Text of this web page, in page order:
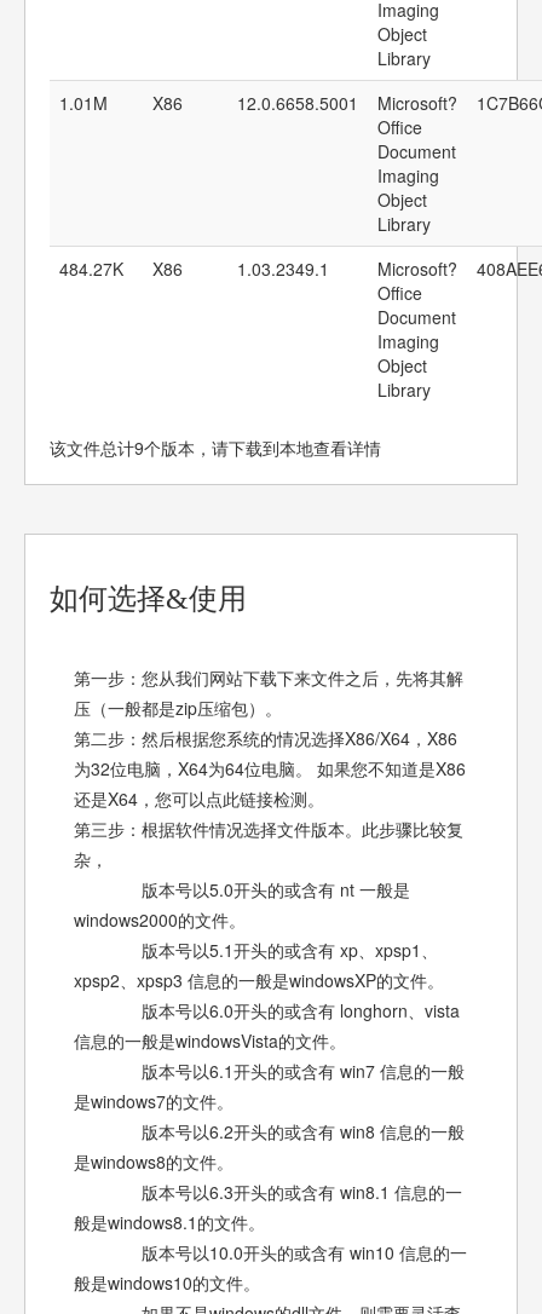
Imaging
Object
Library
1.01M X86 12.0.6658.5001
Microsoft?
Office
Document
Imaging
Object
Library
484.27K X86 1.03.2349.1
Microsoft?
Office
Document
Imaging
Object
Library
该文件总计9个版本，请下载到本地查看详情
如何选择&使用
第一步：您从我们网站下载下来文件之后，先将其解
压（一般都是zip压缩包）。
第二步：然后根据您系统的情况选择X86/X64，X86
为32位电脑，X64为64位电脑。 如果您不知道是X86
还是X64，您可以点此链接检测。
第三步：根据软件情况选择文件版本。此步骤比较复
杂，
版本号以5.0开头的或含有 nt 一般是
windows2000的文件。
版本号以5.1开头的或含有 xp、xpsp1、
xpsp2、xpsp3 信息的一般是windowsXP的文件。
版本号以6.0开头的或含有 longhorn、vista
信息的一般是windowsVista的文件。
版本号以6.1开头的或含有 win7 信息的一般
是windows7的文件。
版本号以6.2开头的或含有 win8 信息的一般
是windows8的文件。
版本号以6.3开头的或含有 win8.1 信息的一
般是windows8.1的文件。
版本号以10.0开头的或含有 win10 信息的一
般是windows10的文件。